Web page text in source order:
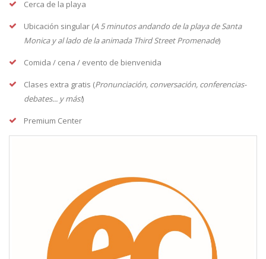
Cerca de la playa
Ubicación singular (A 5 minutos andando de la playa de Santa
Monica y al lado de la animada Third Street Promenade)
Comida / cena / evento de bienvenida
Clases extra gratis (Pronunciación, conversación, conferencias-
debates... y más!)
Premium Center